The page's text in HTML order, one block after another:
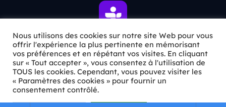
ℹ️ INFOS PRATIQUES
✉️Contact
🦊Qui sommes-nous ?
Nous utilisons des cookies sur notre site Web pour vous
offrir l'expérience la plus pertinente en mémorisant
vos préférences et en répétant vos visites. En cliquant
sur « Tout accepter », vous consentez à l'utilisation de
TOUS les cookies. Cependant, vous pouvez visiter les
« Paramètres des cookies » pour fournir un
consentement contrôlé.